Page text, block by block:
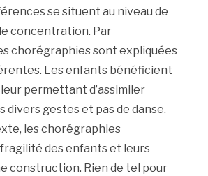
se situent au niveau de
concentration. Par
chorégraphies sont expliquées
Les enfants bénéficient
permettant d’assimiler
divers gestes et pas de danse.
les chorégraphies
des enfants et leurs
construction. Rien de tel pour